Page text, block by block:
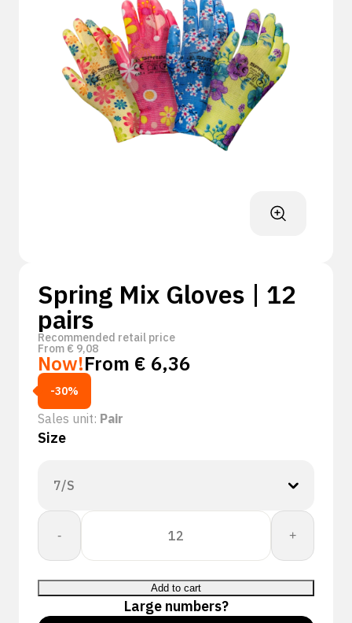
Spring Mix Gloves | 12
pairs
Recommended retail price
From € 9,08
Now!From € 6,36
-30%
Sales unit: Pair
Size
-
Spring
Handschoen
|
12
paar
+
Add to cart
Large numbers?